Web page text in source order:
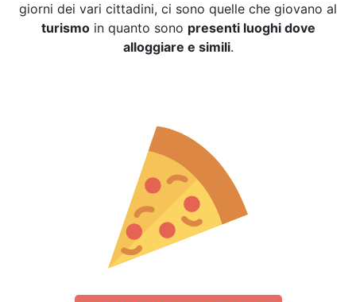
giorni dei vari cittadini, ci sono quelle che giovano al
turismoin quanto sono presenti luoghi dove
alloggiare e simili.